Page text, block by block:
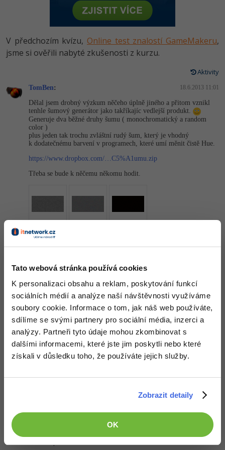
Tato webová stránka používá cookies
K personalizaci obsahu a reklam, poskytování funkcí
sociálních médií a analýze naší návštěvnosti využíváme
soubory cookie. Informace o tom, jak náš web používáte,
sdílíme se svými partnery pro sociální média, inzerci a
analýzy. Partneři tyto údaje mohou zkombinovat s
dalšími informacemi, které jste jim poskytli nebo které
získali v důsledku toho, že používáte jejich služby.
Zobrazit detaily
OK
HTML5, CSS3, Bootstrap, SEO
SQL a databáze
UML a návrhové vzory
React
Spring
ASP.NET MVC
JavaScript
HTML / CSS
UML a návrhové vzory
MySQL/MariaDB
MS-SQL
Vývojář mobilních aplikací
C# Game developer
Tester
Systémový administrátor
Grafik / UX/UI návrhář
3D grafik
Projektový manažer
Databázový analytik
WordPress specialista
Python -80%
-80%
PHP -80%
Swift -80%
-80%
-80%
VB.NET
SQL
Návrh SW -80%
Algoritmy
Umělá inteligence (AI) -10%
Pro děti
Více
Datová analýza
Digitální gramotnost
HTML/CSS -80%
Photoshop
Příběhy absolventů
Blog
V předchozím kvízu, Online test znalostí GameMakeru,
jsme si ověřili nabyté zkušenosti z kurzu.
Aktivity
TomBen: 18.6.2013 11:01
Dělal jsem drobný výzkum něčeho úplně jiného a přitom vznikl
tenhle šumový generátor jako takříkajíc vedlejší produkt.
Generuje dva běžné druhy šumu ( monochromatický a random
color )
plus jeden tak trochu zvláštní rudý šum, který je vhodný
k dodatečnému barvení v programech, které umí měnit čistě Hue.
https://www.dropbox.com/…C5%A1umu.zip
Třeba se bude k něčemu někomu hodit.
Odpovědět
Děláme co je v našich silách, aby byly zdejší diskuze co
nejkvalitnější. Proto do nich také mohou přispívat pouze
registrovaní členové. Pro zapojení do diskuze sepřihlas.
Pokud ještě nemáš účet,zaregistruj se